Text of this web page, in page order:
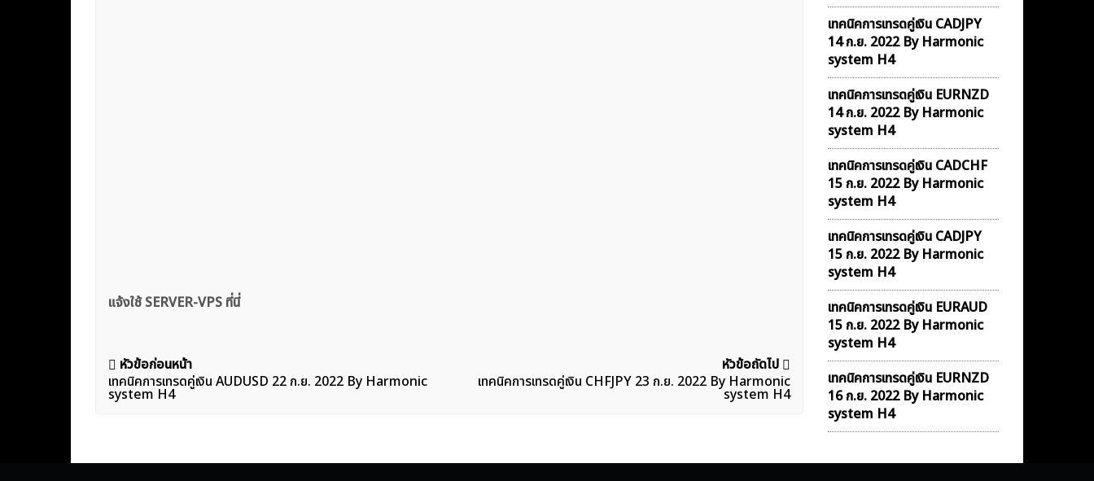
แจ้งใช้ SERVER-VPS ที่นี่
แนะแนว
เรื่อง
หัวข้อก่อนหน้า
เทคนิคการเทรดคู่เงิน AUDUSD 22 ก.ย. 2022 By Harmonic
system H4
หัวข้อถัดไป
เทคนิคการเทรดคู่เงิน CHFJPY 23 ก.ย. 2022 By Harmonic
system H4
เทคนิคการเทรดคู่เงิน CADJPY
14 ก.ย. 2022 By Harmonic
system H4
เทคนิคการเทรดคู่เงิน EURNZD
14 ก.ย. 2022 By Harmonic
system H4
เทคนิคการเทรดคู่เงิน CADCHF
15 ก.ย. 2022 By Harmonic
system H4
เทคนิคการเทรดคู่เงิน CADJPY
15 ก.ย. 2022 By Harmonic
system H4
เทคนิคการเทรดคู่เงิน EURAUD
15 ก.ย. 2022 By Harmonic
system H4
เทคนิคการเทรดคู่เงิน EURNZD
16 ก.ย. 2022 By Harmonic
system H4